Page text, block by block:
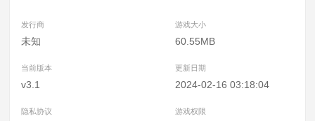
发行商 游戏大小
未知 60.55MB
当前版本 更新日期
v3.1 2024-02-16 03:18:04
隐私协议 游戏权限